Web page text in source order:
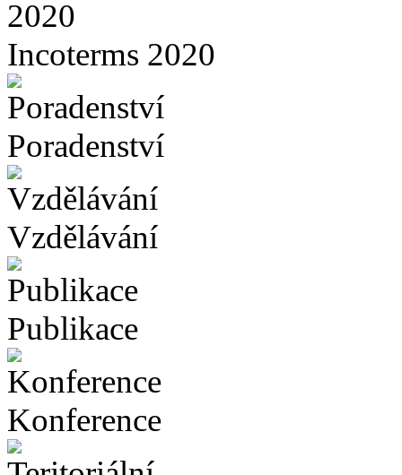
Incoterms 2020
Poradenství
Vzdělávání
Publikace
Konference